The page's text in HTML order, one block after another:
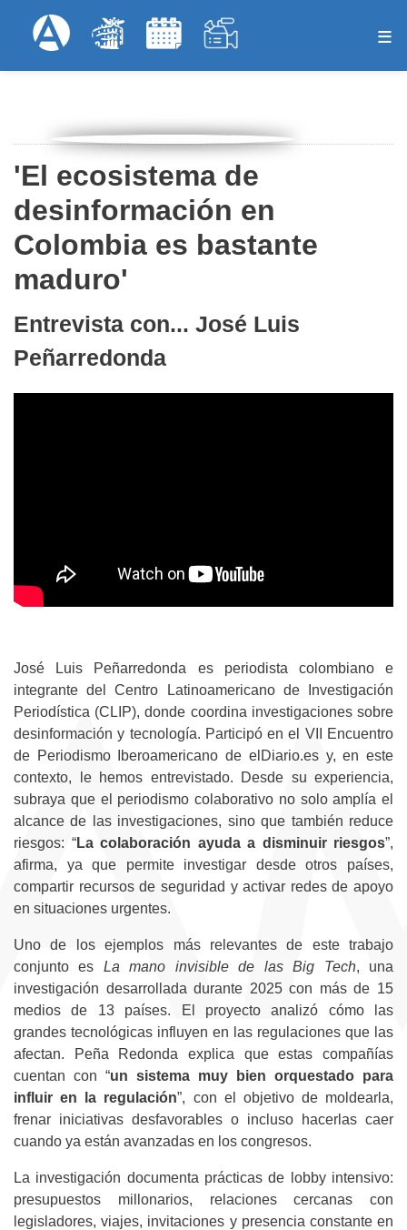
al
Menú Superior
'El ecosistema de
desinformación en
Colombia es bastante
maduro'
Entrevista con... José Luis
Peñarredonda
José Luis Peñarredonda es periodista colombiano e
integrante del Centro Latinoamericano de Investigación
Periodística (CLIP), donde coordina investigaciones sobre
desinformación y tecnología. Participó en el VII Encuentro
de Periodismo Iberoamericano de elDiario.es y, en este
contexto, le hemos entrevistado. Desde su experiencia,
subraya que el periodismo colaborativo no solo amplía el
alcance de las investigaciones, sino que también reduce
riesgos: “La colaboración ayuda a disminuir riesgos”,
afirma, ya que permite investigar desde otros países,
compartir recursos de seguridad y activar redes de apoyo
en situaciones urgentes.
Uno de los ejemplos más relevantes de este trabajo
conjunto es La mano invisible de las Big Tech, una
investigación desarrollada durante 2025 con más de 15
medios de 13 países. El proyecto analizó cómo las
grandes tecnológicas influyen en las regulaciones que las
afectan. Peña Redonda explica que estas compañías
cuentan con “un sistema muy bien orquestado para
influir en la regulación”, con el objetivo de moldearla,
frenar iniciativas desfavorables o incluso hacerlas caer
cuando ya están avanzadas en los congresos.
La investigación documenta prácticas de lobby intensivo:
presupuestos millonarios, relaciones cercanas con
legisladores, viajes, invitaciones y presencia constante en